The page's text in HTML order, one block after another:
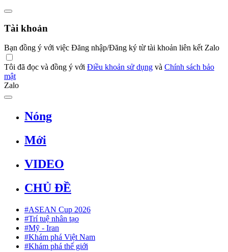
Tài khoản
Bạn đồng ý với việc Đăng nhập/Đăng ký từ tài khoản liên kết Zalo
Tôi đã đọc và đồng ý với Điều khoản sử dụng và Chính sách bảo
mật
Zalo
Nóng
Mới
VIDEO
CHỦ ĐỀ
#ASEAN Cup 2026
#Trí tuệ nhân tạo
#Mỹ - Iran
#Khám phá Việt Nam
#Khám phá thế giới